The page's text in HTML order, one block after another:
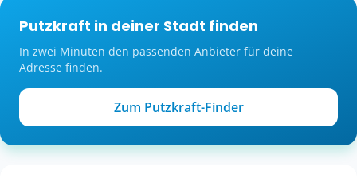
Putzkraft in deiner Stadt finden
In zwei Minuten den passenden Anbieter für deine
Adresse finden.
Zum Putzkraft-Finder